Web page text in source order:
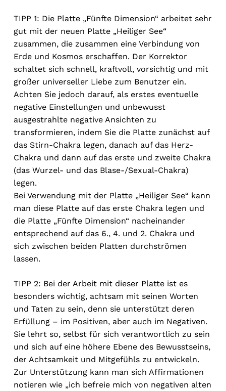
TIPP 1: Die Platte „Fünfte Dimension“ arbeitet sehr
gut mit der neuen Platte „Heiliger See“
zusammen, die zusammen eine Verbindung von
Erde und Kosmos erschaffen. Der Korrektor
schaltet sich schnell, kraftvoll, vorsichtig und mit
großer universeller Liebe zum Benutzer ein.
Achten Sie jedoch darauf, als erstes eventuelle
negative Einstellungen und unbewusst
ausgestrahlte negative Ansichten zu
transformieren, indem Sie die Platte zunächst auf
das Stirn-Chakra legen, danach auf das Herz-
Chakra und dann auf das erste und zweite Chakra
(das Wurzel- und das Blase-/Sexual-Chakra)
legen.
Bei Verwendung mit der Platte „Heiliger See“ kann
man diese Platte auf das erste Chakra legen und
die Platte „Fünfte Dimension“ nacheinander
entsprechend auf das 6., 4. und 2. Chakra und
sich zwischen beiden Platten durchströmen
lassen.
TIPP 2: Bei der Arbeit mit dieser Platte ist es
besonders wichtig, achtsam mit seinen Worten
und Taten zu sein, denn sie unterstützt deren
Erfüllung – im Positiven, aber auch im Negativen.
Sie lehrt so, selbst für sich verantwortlich zu sein
und sich auf eine höhere Ebene des Bewusstseins,
der Achtsamkeit und Mitgefühls zu entwickeln.
Zur Unterstützung kann man sich Affirmationen
notieren wie „ich befreie mich von negativen alten